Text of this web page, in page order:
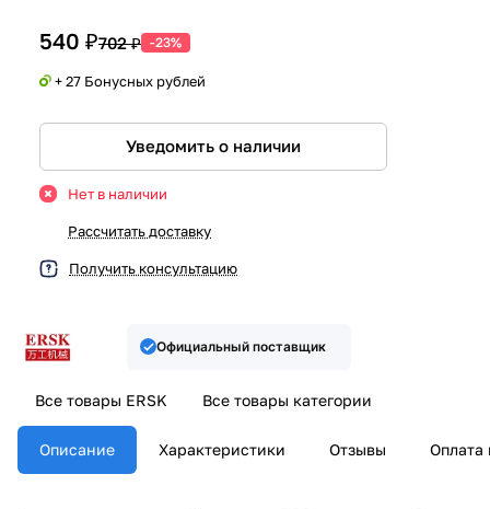
540 ₽702 ₽ -23%
+ 27 Бонусных рублей
Уведомить о наличии
Нет в наличии
Рассчитать доставку
Получить консультацию
Официальный поставщик
Все товары ERSK Все товары категории
Описание Характеристики Отзывы Оплата